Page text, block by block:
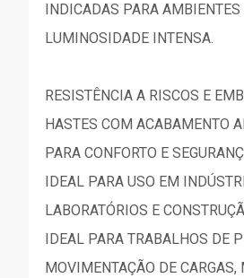
INDICADAS PARA AMBIENTES
LUMINOSIDADE INTENSA.
RESISTÊNCIA A RISCOS E
HASTES COM ACABAMENTO
PARA CONFORTO E
IDEAL PARA USO EM
LABORATÓRIOS E
IDEAL PARA TRABALHOS DE
MOVIMENTAÇÃO DE CARGAS,